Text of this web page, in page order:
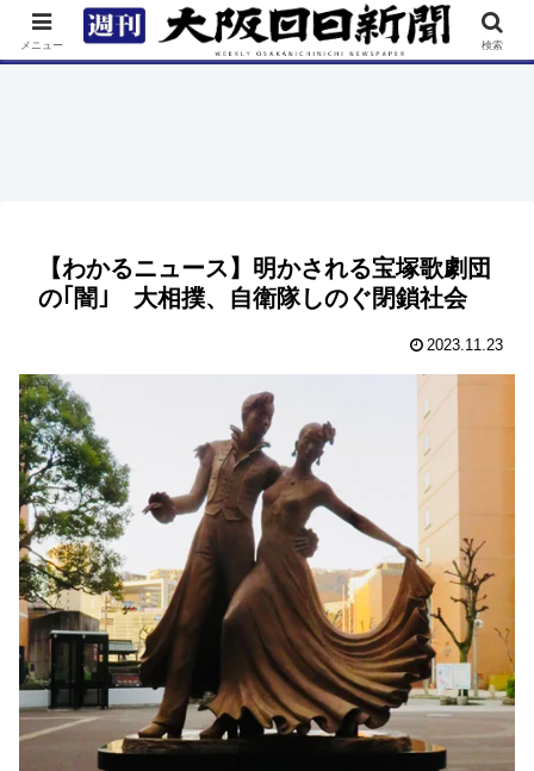
TOP 特集 ニュース 連載 街ネタ イベント
【わかるニュース】明かされる宝塚歌劇団
の｢闇｣ 大相撲、自衛隊しのぐ閉鎖社会
2023.11.23
メニュー 検索